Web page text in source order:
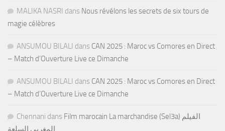
MALIKA NASRI dans Nous révélons les secrets de six tours de
magie célèbres
ANSUMOU BILALI dans CAN 2025 : Maroc vs Comores en Direct
– Match d’Ouverture Live ce Dimanche
ANSUMOU BILALI dans CAN 2025 : Maroc vs Comores en Direct
– Match d’Ouverture Live ce Dimanche
Chennani dans Film marocain La marchandise (Sel3a) الفيلم
المغربي السلعة